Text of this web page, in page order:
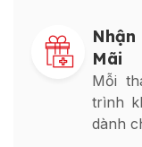
Nhận
Mãi
Mỗi
trình
dành